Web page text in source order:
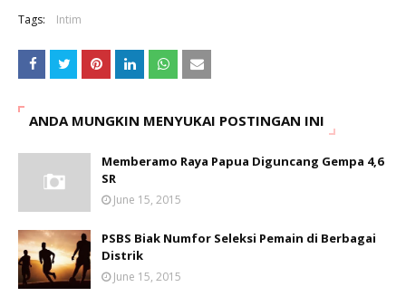
Tags: Intim
ANDA MUNGKIN MENYUKAI POSTINGAN INI
Memberamo Raya Papua Diguncang Gempa 4,6
SR
June 15, 2015
PSBS Biak Numfor Seleksi Pemain di Berbagai
Distrik
June 15, 2015